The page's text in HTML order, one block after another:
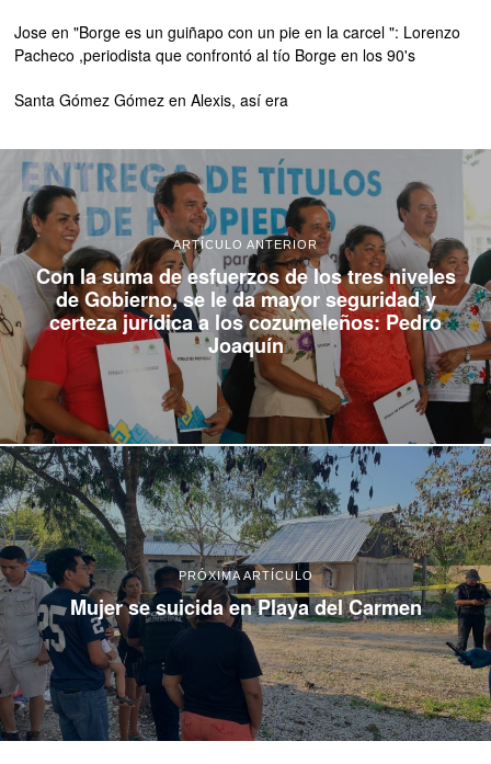
Jose en"Borge es un guiñapo con un pie en la carcel ": Lorenzo
Pacheco ,periodista que confrontó al tío Borge en los 90's
Santa Gómez Gómez enAlexis, así era
ARTÍCULO ANTERIOR
Con la suma de esfuerzos de los tres niveles
de Gobierno, se le da mayor seguridad y
certeza jurídica a los cozumeleños: Pedro
Joaquín
PRÓXIMA ARTÍCULO
Mujer se suicida en Playa del Carmen